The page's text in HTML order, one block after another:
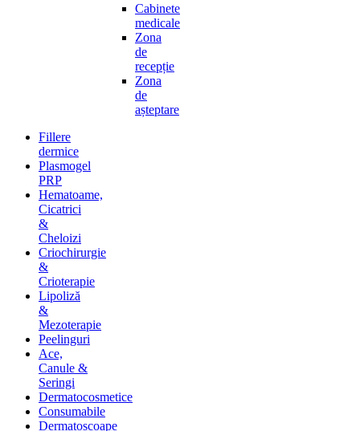
Cabinete
medicale
Zona
de
recepție
Zona
de
așteptare
Fillere
dermice
Plasmogel
PRP
Hematoame,
Cicatrici
&
Cheloizi
Criochirurgie
&
Crioterapie
Lipoliză
&
Mezoterapie
Peelinguri
Ace,
Canule &
Seringi
Dermatocosmetice
Consumabile
Dermatoscoape